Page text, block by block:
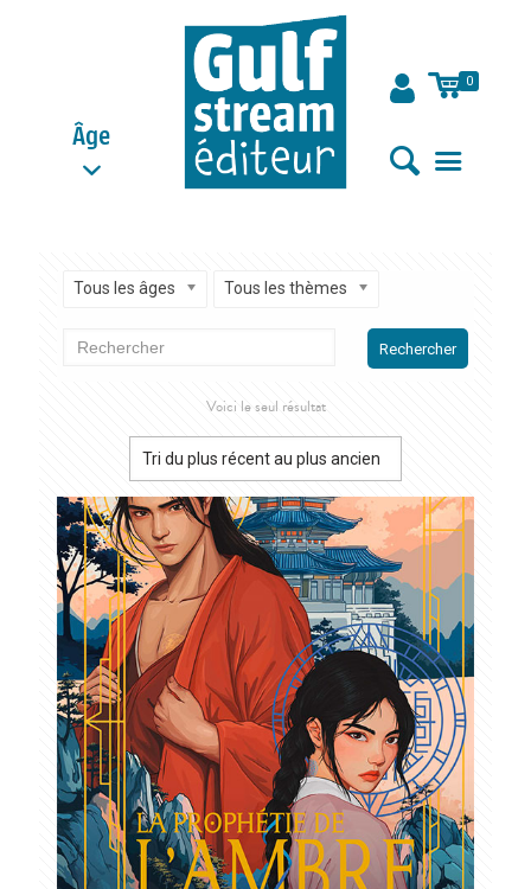
Âge
0
Tous les âges Tous les thèmes
Rechercher
Voici le seul résultat